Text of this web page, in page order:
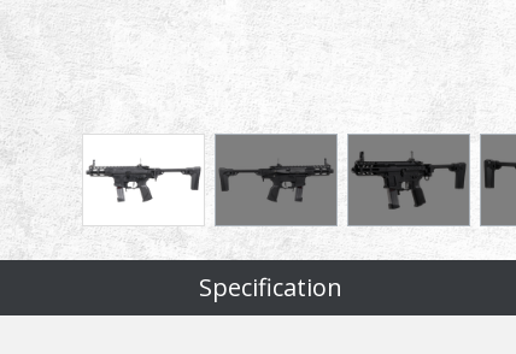
Specification